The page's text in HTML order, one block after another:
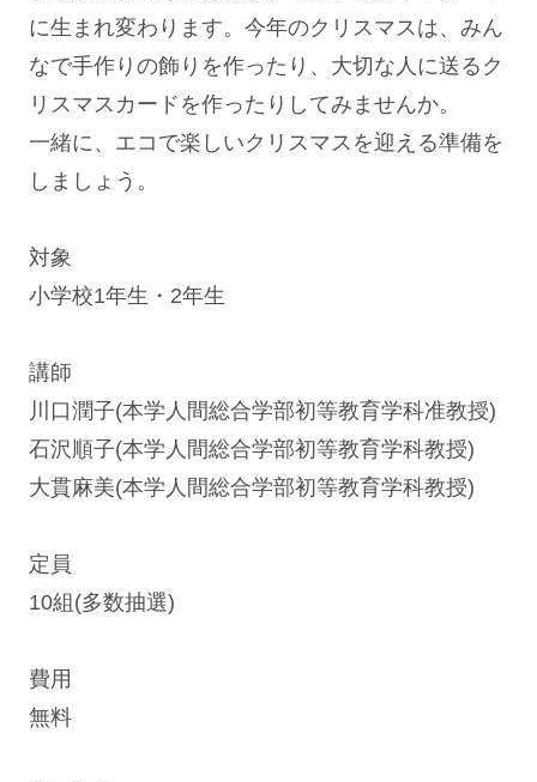
に生まれ変わります。今年のクリスマスは、みん
なで手作りの飾りを作ったり、大切な人に送るク
リスマスカードを作ったりしてみませんか。
一緒に、エコで楽しいクリスマスを迎える準備を
しましょう。
対象
小学校1年生・2年生
講師
川口潤子(本学人間総合学部初等教育学科准教授)
石沢順子(本学人間総合学部初等教育学科教授)
大貫麻美(本学人間総合学部初等教育学科教授)
定員
10組(多数抽選)
費用
無料